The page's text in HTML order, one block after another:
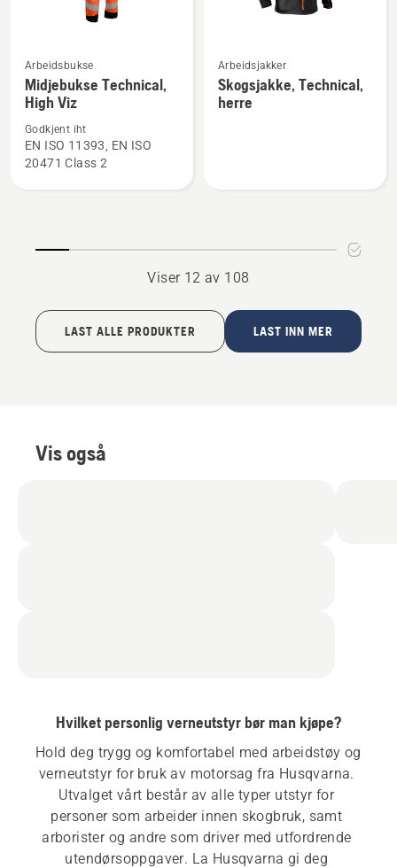
Se
flere
detaljer
om
Midjebukse
Technical,
Arbeidsbukse
Midjebukse Technical,
High Viz
Godkjent iht
EN ISO 11393, EN ISO
20471 Class 2
Se
flere
detaljer
Arbeidsjakker
Skogsjakke, Technical,
herre
Viser 12 av 108
LAST ALLE PRODUKTER LAST INN MER
Vis også
Hvilket personlig verneutstyr bør man kjøpe?
Hold deg trygg og komfortabel med arbeidstøy og
verneutstyr for bruk av motorsag fra Husqvarna.
Utvalget vårt består av alle typer utstyr for
personer som arbeider innen skogbruk, samt
arborister og andre som driver med utfordrende
utendørsoppgaver. La Husqvarna gi deg